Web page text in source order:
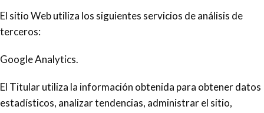
El sitio Web utiliza los siguientes servicios de análisis de
terceros:
Google Analytics.
El Titular utiliza la información obtenida para obtener datos
estadísticos, analizar tendencias, administrar el sitio,